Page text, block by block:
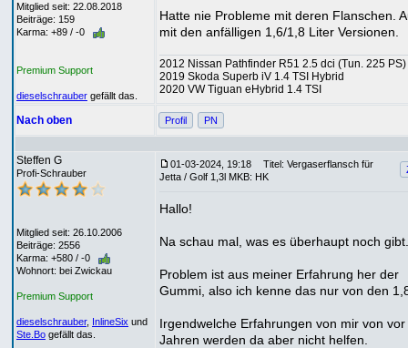
Mitglied seit: 22.08.2018
Beiträge: 159
Karma: +89 / -0
Premium Support
dieselschrauber gefällt das.
Hatte nie Probleme mit deren Flanschen.
mit den anfälligen 1,6/1,8 Liter Versionen.
2012 Nissan Pathfinder R51 2.5 dci (Tun. 225 PS)
2019 Skoda Superb iV 1.4 TSI Hybrid
2020 VW Tiguan eHybrid 1.4 TSI
Nach oben Profil PN
Steffen G
Profi-Schrauber
Mitglied seit: 26.10.2006
Beiträge: 2556
Karma: +580 / -0
Wohnort: bei Zwickau
Premium Support
dieselschrauber, InlineSix und
Ste.Bo gefällt das.
01-03-2024, 19:18
Titel: Vergaserflansch für
Jetta / Golf 1,3l MKB: HK
Hallo!
Na schau mal, was es überhaupt noch gibt.
Problem ist aus meiner Erfahrung her der
Gummi, also ich kenne das nur von den
Irgendwelche Erfahrungen von mir von vor
Jahren werden da aber nicht helfen.